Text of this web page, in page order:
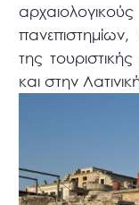
πανεπιστημίων,
της
και στην